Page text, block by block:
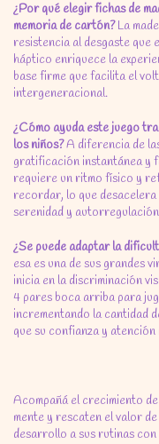
¿Por qué elegir fichas de
memoria de cartón?La
resistencia al desgaste que
háptico enriquece la
base firme que facilita el
intergeneracional.
¿Cómo ayuda este juego
los niños?A diferencia de
gratificación instantánea y
requiere un ritmo físico y
recordar, lo que desacelera
serenidad y
¿Se puede adaptar la
esa es una de sus grandes
inicia en la discriminación
4 pares boca arriba para
incrementando la cantidad
que su confianza y atención
Acompañá el crecimiento
mente y rescaten el valor
desarrollo a sus rutinas